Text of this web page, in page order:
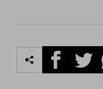
Facebook